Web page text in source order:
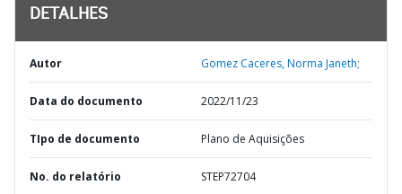
DETALHES
Autor Gomez Caceres, Norma Janeth;
Data do documento 2022/11/23
TIpo de documento Plano de Aquisições
No. do relatório STEP72704